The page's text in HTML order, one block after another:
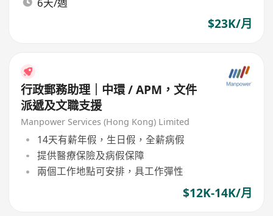
$23K/月
行政郵務助理｜中環 / APM，文件
派遞及文職支援
Manpower Services (Hong Kong) Limited
14天有薪年假，生日假，全薪病假
提供醫療保險及病假保障
兩個工作地點可安排，具工作彈性
$12K-14K/月